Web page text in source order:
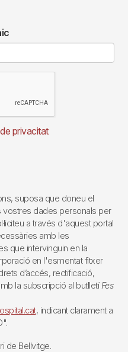
privacitat
suposa que doneu el
vostres dades personals per
a través d'aquest portal
amb les
que intervinguin en la
en l'esmentat fitxer
d’accés, rectificació,
la subscripció al butlletí Fes
, indicant clarament a
de Bellvitge.